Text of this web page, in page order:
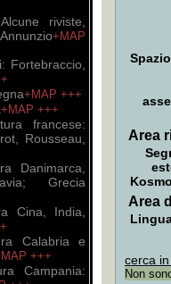
riviste,
+MAP
Fortebraccio,
+MAP +++
+MAP +++
francese:
Rousseau,
Danimarca,
Grecia
Cina, India,
Calabria e
+++
Campania:
Area
Area
cerca
Non